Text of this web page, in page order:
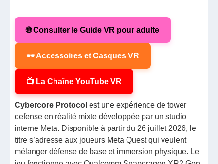
🌐 Consulter le Guide VR pour adulte
🕶 Accessoires et Casques VR
📺 La Chaîne YouTube VR
Cybercore Protocol est une expérience de tower
defense en réalité mixte développée par un studio
interne Meta. Disponible à partir du 26 juillet 2026, le
titre s’adresse aux joueurs Meta Quest qui veulent
mélanger défense de base et immersion physique. Le